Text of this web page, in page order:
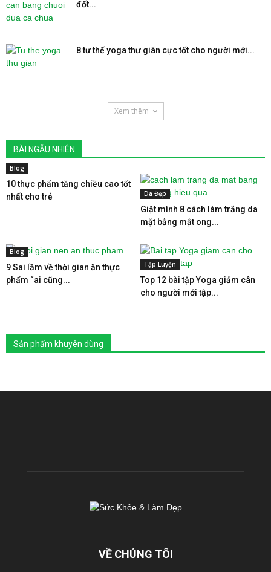
đốt...
8 tư thế yoga thư giãn cực tốt cho người mới...
Xem thêm
BÀI NGẪU NHIÊN
Blog
10 thực phẩm tăng chiều cao tốt
nhất cho trẻ
Da Đẹp
Giật mình 8 cách làm trắng da
mặt bằng mật ong...
Blog
9 Sai lầm về thời gian ăn thực
phẩm “ai cũng...
Tập Luyện
Top 12 bài tập Yoga giảm cân
cho người mới tập...
Sản phẩm khuyên dùng
VỀ CHÚNG TÔI